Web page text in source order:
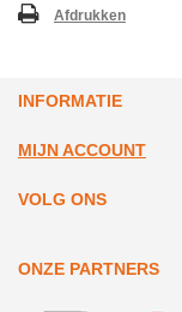
Afdrukken
INFORMATIE
MIJN ACCOUNT
VOLG ONS
ONZE PARTNERS